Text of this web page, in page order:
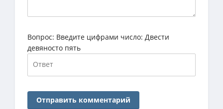
Вопрос: Введите цифрами число: Двести
девяносто пять
Отправить комментарий